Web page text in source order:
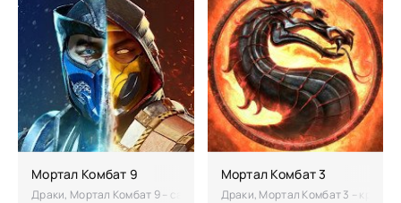
Мортал Комбат 9
Драки, Мортал Комбат 9 – самый знаменитый файтинг постоянно
Мортал Комбат 3
Драки, Мортал Комбат 3 –